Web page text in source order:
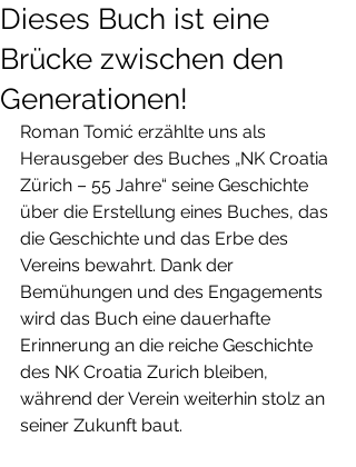
Dieses Buch ist eine
Brücke zwischen den
Generationen!
Roman Tomić erzählte uns als
Herausgeber des Buches „NK Croatia
Zürich – 55 Jahre“ seine Geschichte
über die Erstellung eines Buches, das
die Geschichte und das Erbe des
Vereins bewahrt. Dank der
Bemühungen und des Engagements
wird das Buch eine dauerhafte
Erinnerung an die reiche Geschichte
des NK Croatia Zurich bleiben,
während der Verein weiterhin stolz an
seiner Zukunft baut.